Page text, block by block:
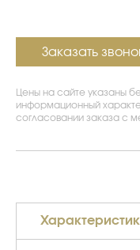
Заказать
Цены на сайте указаны
информационный
согласовании заказа с